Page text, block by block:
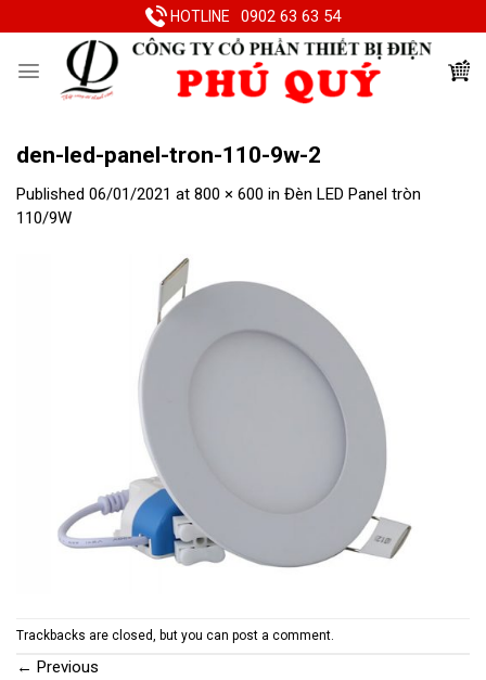
to
HOTLINE 0902 63 63 54
den-led-panel-tron-110-9w-2
Published 06/01/2021 at 800 × 600 in Đèn LED Panel tròn
110/9W
Trackbacks are closed, but you can post a comment.
← Previous